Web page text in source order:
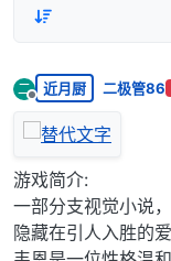
二
离线
近月厨 二极管86
游戏简介:
一部分支视觉小说
隐藏在引人入胜的